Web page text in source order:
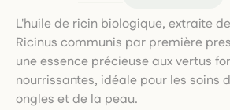
L'huile de ricin biologique, extraite
Ricinus communis par première
une essence précieuse aux vertus
nourrissantes, idéale pour les soins
ongles et de la peau.